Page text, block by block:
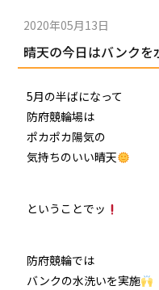
出場予定選手
出走表
予想紙
イベント＆ファン
Kの3本勝負（本命
崖っぷちのK（穴予
有料席
KEIRINパーク
バンク紹介
アクセス
車券の購入方法
DOKOTO
電話・FAXサービス
歴代優勝者を紹介
協賛レース募集
横断幕掲出について
その他
防府競輪研究所
ホープ君日記
Kからの挑戦状
サイトポリシー
2020年05月13日
晴天の今日はバンクを
5月の半ばになって
防府競輪場は
ポカポカ陽気の
気持ちのいい晴天
ということでッ
防府競輪では
バンクの水洗いを実施